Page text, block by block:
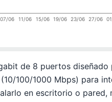
07/06 11/06 15/06 19/06 23/06 27/06
de 8 puertos
100/1000 Mbps) para
en escritorio o